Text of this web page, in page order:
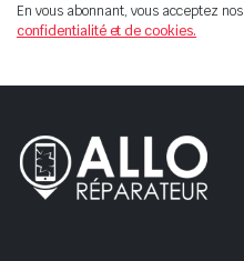
En vous abonnant, vous acceptez nos
confidentialité et de cookies.